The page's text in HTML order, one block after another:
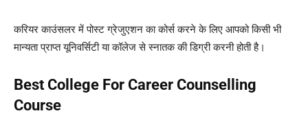
करियर काउंसलर में पोस्ट ग्रेजुएशन का कोर्स करने के लिए आपको किसी भी
मान्यता प्राप्त यूनिवर्सिटी या कॉलेज से स्नातक की डिग्री करनी होती है।
Best College For Career Counselling
Course